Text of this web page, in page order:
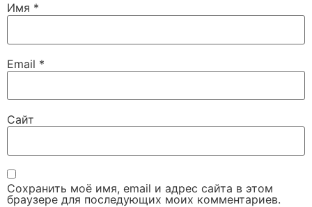
Имя *
Email *
Сайт
Сохранить моё имя, email и адрес сайта в этом
браузере для последующих моих комментариев.